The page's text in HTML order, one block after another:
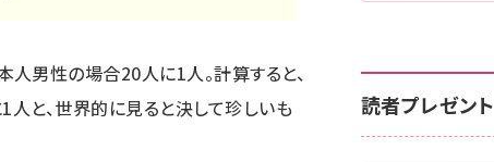
男性の場合20人に1人。計算すると、
と、世界的に見ると決して珍しいも
読者プレゼント